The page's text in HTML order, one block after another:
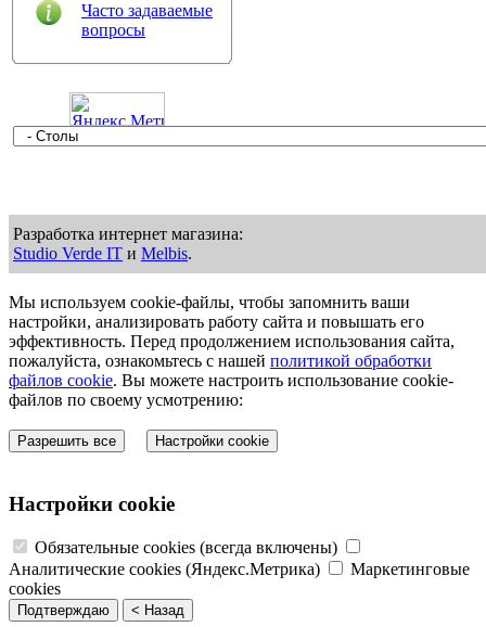
Часто задаваемые
вопросы
Разработка интернет магазина:
Studio Verde IT и Melbis.
Мы используем cookie-файлы, чтобы запомнить ваши
настройки, анализировать работу сайта и повышать его
эффективность. Перед продолжением использования сайта,
пожалуйста, ознакомьтесь с нашей политикой обработки
файлов cookie. Вы можете настроить использование cookie-
файлов по своему усмотрению:
Разрешить все Настройки cookie
Настройки cookie
Обязательные cookies (всегда включены)
Аналитические cookies (Яндекс.Метрика)
Маркетинговые
cookies
Подтверждаю < Назад